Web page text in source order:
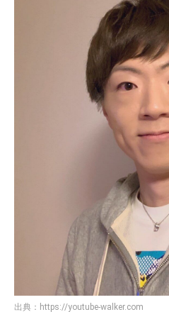
出典： https://youtube-walker.com